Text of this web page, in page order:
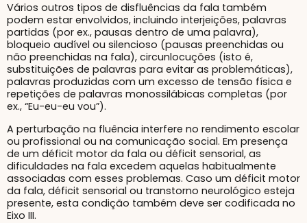
Vários outros tipos de disfluências da fala também
podem estar envolvidos, incluindo interjeições, palavras
partidas (por ex., pausas dentro de uma palavra),
bloqueio audível ou silencioso (pausas preenchidas ou
não preenchidas na fala), circunlocuções (isto é,
substituições de palavras para evitar as problemáticas),
palavras produzidas com um excesso de tensão física e
repetições de palavras monossilábicas completas (por
ex., “Eu-eu-eu vou”).
A perturbação na fluência interfere no rendimento escolar
ou profissional ou na comunicação social. Em presença
de um déficit motor da fala ou déficit sensorial, as
dificuldades na fala excedem aquelas habitualmente
associadas com esses problemas. Caso um déficit motor
da fala, déficit sensorial ou transtorno neurológico esteja
presente, esta condição também deve ser codificada no
Eixo III.